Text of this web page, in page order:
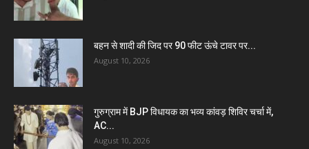
बहन से शादी की जिद पर 90 फीट ऊंचे टावर पर...
August 10, 2026
गुरुग्राम में BJP विधायक का भव्य कांवड़ शिविर चर्चा में,
AC...
August 10, 2026